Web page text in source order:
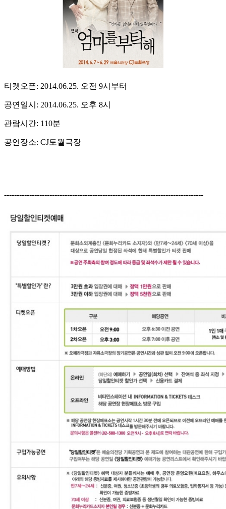
티켓오픈: 2014.06.25. 오전 9시부터
공연일시: 2014.06.25. 오후 8시
관람시간: 110분
공연장소: CJ토월극장
-------------------------------------------------------------------------------